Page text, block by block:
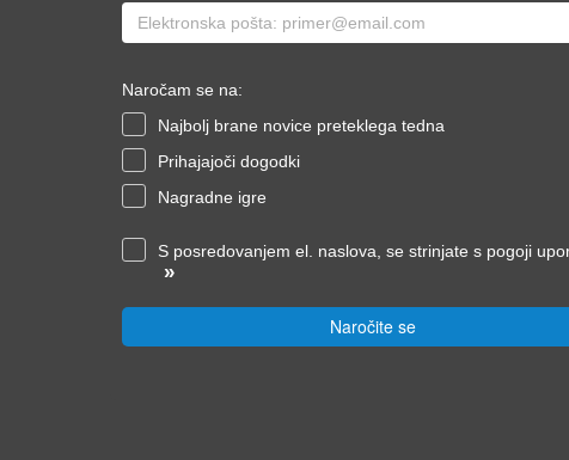
Naročam se na:
Najbolj brane novice preteklega tedna
Prihajajoči dogodki
Nagradne igre
S posredovanjem el. naslova, se strinjate s pogoji
»
Naročite se